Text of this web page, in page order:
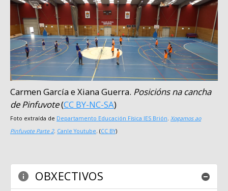
Carmen García e Xiana Guerra. Posicións na cancha
de Pinfuvote(CC BY-NC-SA)
Foto extraída de Departamento Educación Física IES Brión. Xogamos ao
Pinfuvote Parte 2. Canle Youtube. (CC BY)
OBXECTIVOS